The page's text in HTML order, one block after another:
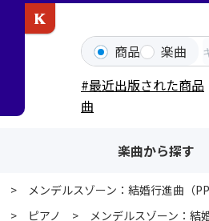
商品
楽曲
#最近出版された商品
曲
楽曲から探す
メンデルスゾーン：結婚行進曲（
ピアノ
メンデルスゾーン：結